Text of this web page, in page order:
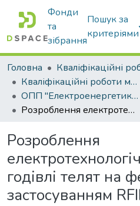
Фонди
та
зібрання
Пошук за
критеріями
Головна
Кваліфікаційні
Кваліфікаційні роботи магістрів
ОПП "Електроенергетика, електротехніка та електромеханіка"
Розроблення електротехнологічної системи годівлі телят на фермі ВРХ із застосуванням RFІD технологій
Розроблення
годівлі телят на
застосуванням